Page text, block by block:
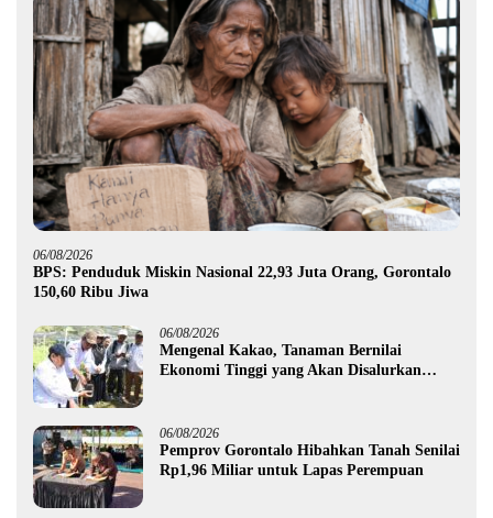
06/08/2026
BPS: Penduduk Miskin Nasional 22,93 Juta Orang, Gorontalo
150,60 Ribu Jiwa
06/08/2026
Mengenal Kakao, Tanaman Bernilai
Ekonomi Tinggi yang Akan Disalurkan
06/08/2026
Pemprov Gorontalo Hibahkan Tanah Senilai
Rp1,96 Miliar untuk Lapas Perempuan